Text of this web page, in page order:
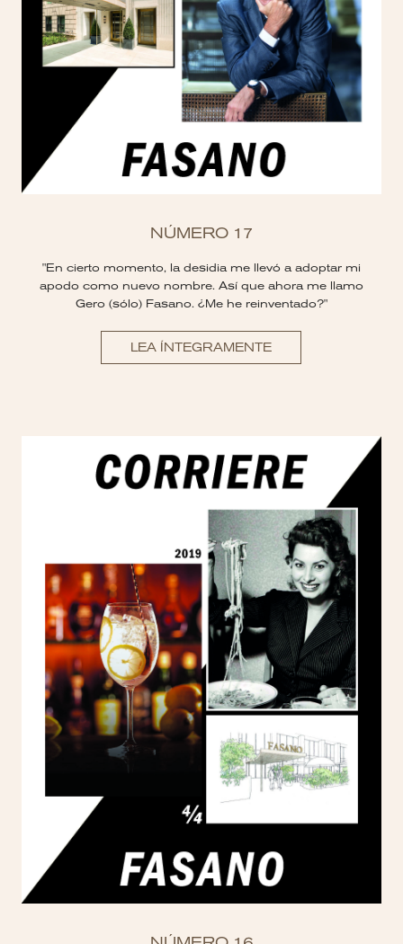
NÚMERO 17
"En cierto momento, la desidia me llevó a adoptar mi
apodo como nuevo nombre. Así que ahora me llamo
Gero (sólo) Fasano. ¿Me he reinventado?"
LEA ÍNTEGRAMENTE